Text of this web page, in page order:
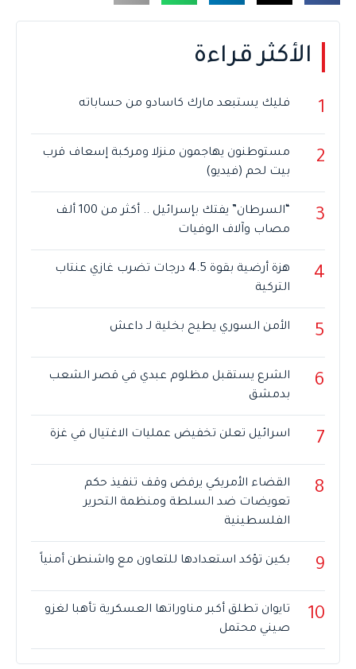
الأكثر قراءة
1 فليك يستبعد مارك كاسادو من حساباته
2
مستوطنون يهاجمون منزلا ومركبة إسعاف قرب
بيت لحم (فيديو)
3
“السرطان” يفتك بإسرائيل .. أكثر من 100 ألف
مصاب وآلاف الوفيات
4
هزة أرضية بقوة 4.5 درجات تضرب غازي عنتاب
التركية
5 الأمن السوري يطيح بخلية لـ داعش
6
الشرع يستقبل مظلوم عبدي في قصر الشعب
بدمشق
7 اسرائيل تعلن تخفيض عمليات الاغتيال في غزة
8
القضاء الأمريكي يرفض وقف تنفيذ حكم
تعويضات ضد السلطة ومنظمة التحرير
الفلسطينية
9 بكين تؤكد استعدادها للتعاون مع واشنطن أمنياً
10
تايوان تطلق أكبر مناوراتها العسكرية تأهبا لغزو
صيني محتمل